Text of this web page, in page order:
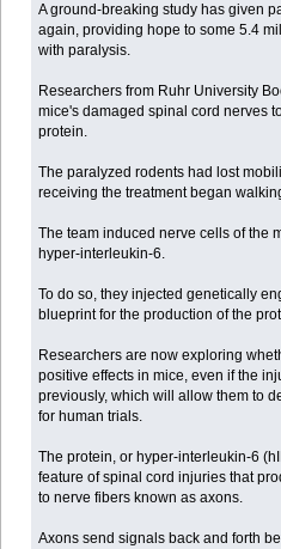
A ground-breaking study has given
again, providing hope to some 5.4
with paralysis.
Researchers from Ruhr University
mice's damaged spinal cord nerves
protein.
The paralyzed rodents had lost
receiving the treatment began
The team induced nerve cells of the
hyper-interleukin-6.
To do so, they injected genetically
blueprint for the production of the
Researchers are now exploring
positive effects in mice, even if the
previously, which will allow them to
for human trials.
The protein, or hyper-interleukin-6
feature of spinal cord injuries that
to nerve fibers known as axons.
Axons send signals back and forth